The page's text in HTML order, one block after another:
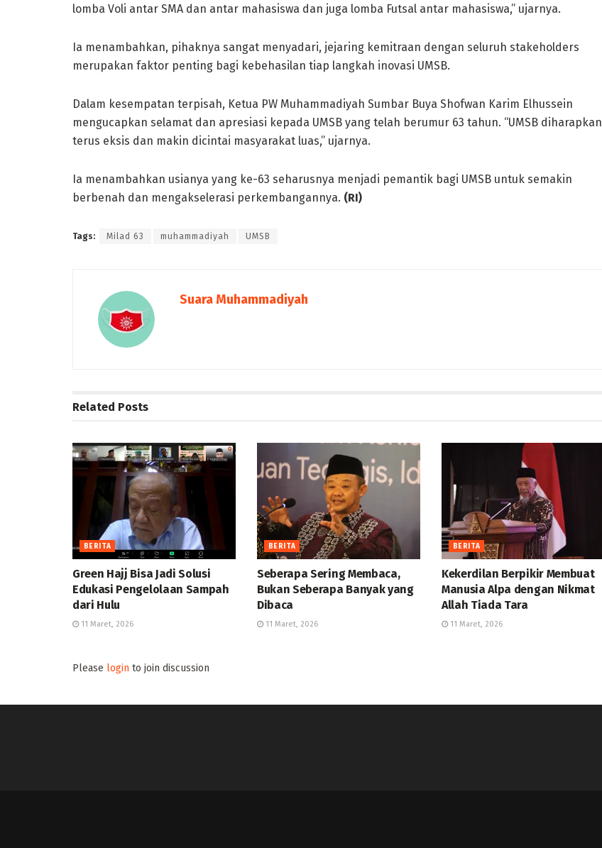
lomba Voli antar SMA dan antar mahasiswa dan juga lomba Futsal antar mahasiswa,” ujarnya.
Ia menambahkan, pihaknya sangat menyadari, jejaring kemitraan dengan seluruh stakeholders
merupakan faktor penting bagi kebehasilan tiap langkah inovasi UMSB.
Dalam kesempatan terpisah, Ketua PW Muhammadiyah Sumbar Buya Shofwan Karim Elhussein
mengucapkan selamat dan apresiasi kepada UMSB yang telah berumur 63 tahun. “UMSB diharapkan
terus eksis dan makin dicintai masyarakat luas,” ujarnya.
Ia menambahkan usianya yang ke-63 seharusnya menjadi pemantik bagi UMSB untuk semakin
berbenah dan mengakselerasi perkembangannya. (RI)
Tags: Milad 63 muhammadiyah UMSB
Suara Muhammadiyah
Related Posts
BERITA
Green Hajj Bisa Jadi Solusi
Edukasi Pengelolaan Sampah
dari Hulu
11 Maret, 2026
BERITA
Seberapa Sering Membaca,
Bukan Seberapa Banyak yang
Dibaca
11 Maret, 2026
BERITA
Kekerdilan Berpikir Membuat
Manusia Alpa dengan Nikmat
Allah Tiada Tara
11 Maret, 2026
Please login to join discussion